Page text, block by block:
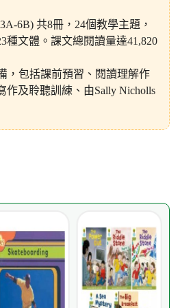
6B) 共8冊， 24個教學主題，
種文體。課文總閱讀量達41,820
，包括課前預習、閱讀理解作
作及聆聽訓練、由Sally Nicholls